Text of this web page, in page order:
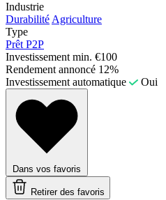
Industrie
Durabilité Agriculture
Type
Prêt P2P
Investissement min. €100
Rendement annoncé 12%
Investissement automatique
Oui
Dans vos favoris
Retirer des favoris